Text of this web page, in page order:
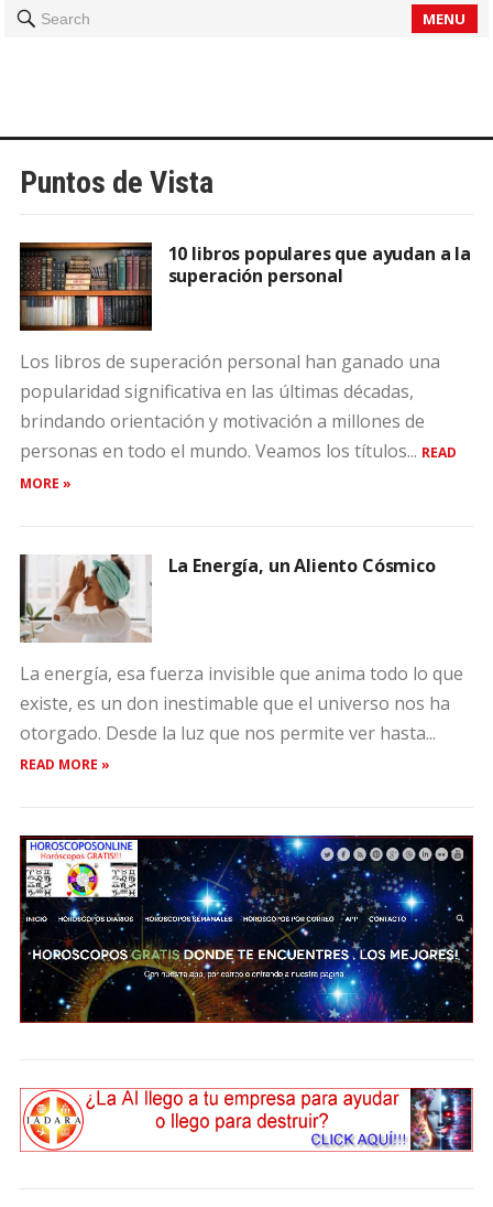
Search MENU
Puntos de Vista
10 libros populares que ayudan a la
superación personal
Los libros de superación personal han ganado una
popularidad significativa en las últimas décadas,
brindando orientación y motivación a millones de
personas en todo el mundo. Veamos los títulos... READ
MORE »
La Energía, un Aliento Cósmico
La energía, esa fuerza invisible que anima todo lo que
existe, es un don inestimable que el universo nos ha
otorgado. Desde la luz que nos permite ver hasta...
READ MORE »